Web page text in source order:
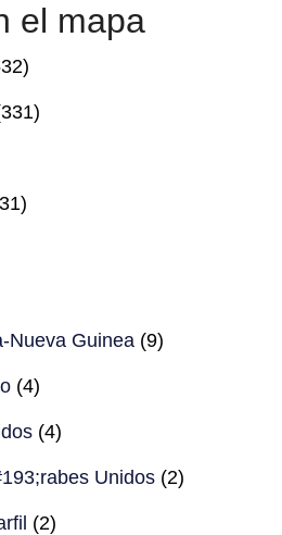
el mapa
Nueva Guinea (9)
(4)
(4)
Unidos (2)
(2)